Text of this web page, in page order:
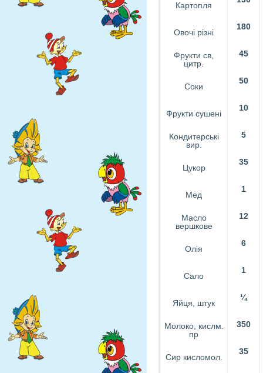
Картопля
Овочі різні
180
Фрукти св,
цитр.
45
Соки
50
Фрукти сушені
10
Кондитерські
вир.
5
Цукор
35
Мед
1
Масло
вершкове
12
Олія
6
Сало
1
Яйця, штук
¼
Молоко, кислм.
пр
350
Сир кисломол.
35